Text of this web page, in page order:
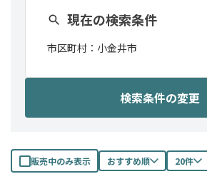
現在の検索条件
市区町村： 小金井市
検索条件の変更
販売中のみ表示 おすすめ順 20件